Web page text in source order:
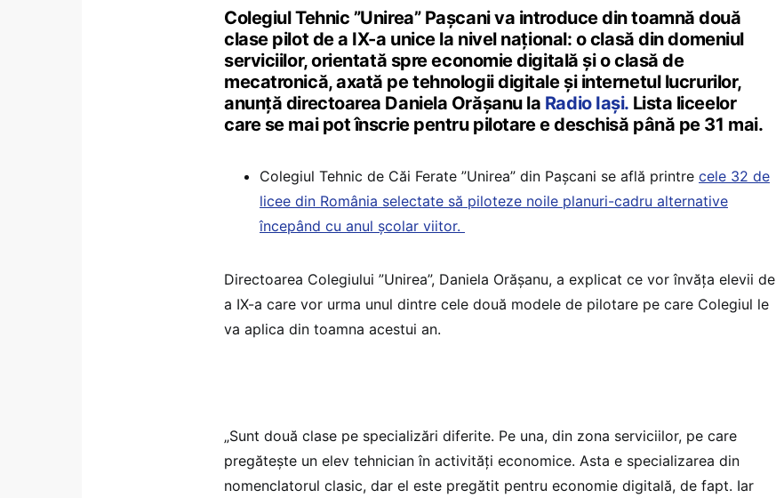
Colegiul Tehnic ”Unirea” Pașcani va introduce din toamnă două
clase pilot de a IX-a unice la nivel național: o clasă din domeniul
serviciilor, orientată spre economie digitală și o clasă de
mecatronică, axată pe tehnologii digitale și internetul lucrurilor,
anunță directoarea Daniela Orășanu la Radio Iași.Lista liceelor
care se mai pot înscrie pentru pilotare e deschisă până pe 31 mai.
Colegiul Tehnic de Căi Ferate ”Unirea” din Pașcani se află printre cele 32 de
licee din România selectate să piloteze noile planuri-cadru alternative
începând cu anul școlar viitor.
Directoarea Colegiului ”Unirea”, Daniela Orășanu, a explicat ce vor învăța elevii de
a IX-a care vor urma unul dintre cele două modele de pilotare pe care Colegiul le
va aplica din toamna acestui an.
„Sunt două clase pe specializări diferite. Pe una, din zona serviciilor, pe care
pregătește un elev tehnician în activități economice. Asta e specializarea din
nomenclatorul clasic, dar el este pregătit pentru economie digitală, de fapt. Iar